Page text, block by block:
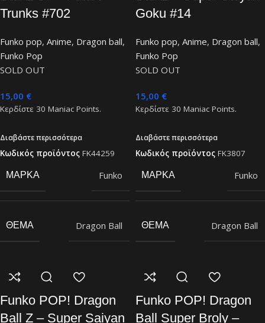
Trunks #702
Funko pop, Anime, Dragon ball,
Funko Pop
SOLD OUT
15,00 €
Κερδίστε 30 Maniac Points.
Διαβάστε περισσότερα
Κωδικός προϊόντος FK44259
ΜΆΡΚΑ Funko
ΘΈΜΑ Dragon Ball
Goku #14
Funko pop, Anime, Dragon ball,
Funko Pop
SOLD OUT
15,00 €
Κερδίστε 30 Maniac Points.
Διαβάστε περισσότερα
Κωδικός προϊόντος FK3807
ΜΆΡΚΑ Funko
ΘΈΜΑ Dragon Ball
Funko POP! Dragon
Ball Z – Super Saiyan
Funko POP! Dragon
Ball Super Broly –